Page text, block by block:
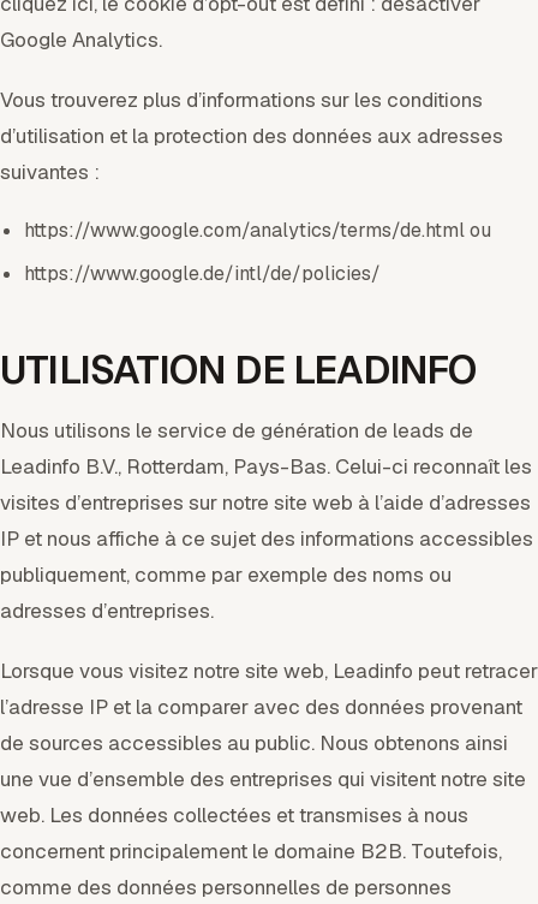
Google Analytics.
Vous trouverez plus d’informations sur les conditions
d’utilisation et la protection des données aux adresses
suivantes :
https://www.google.com/analytics/terms/de.html ou
https://www.google.de/intl/de/policies/
UTILISATION DE LEADINFO
Nous utilisons le service de génération de leads de
Leadinfo B.V., Rotterdam, Pays-Bas. Celui-ci reconnaît les
visites d’entreprises sur notre site web à l’aide d’adresses
IP et nous affiche à ce sujet des informations accessibles
publiquement, comme par exemple des noms ou
adresses d’entreprises.
Lorsque vous visitez notre site web, Leadinfo peut retracer
l’adresse IP et la comparer avec des données provenant
de sources accessibles au public. Nous obtenons ainsi
une vue d’ensemble des entreprises qui visitent notre site
web. Les données collectées et transmises à nous
concernent principalement le domaine B2B. Toutefois,
comme des données personnelles de personnes